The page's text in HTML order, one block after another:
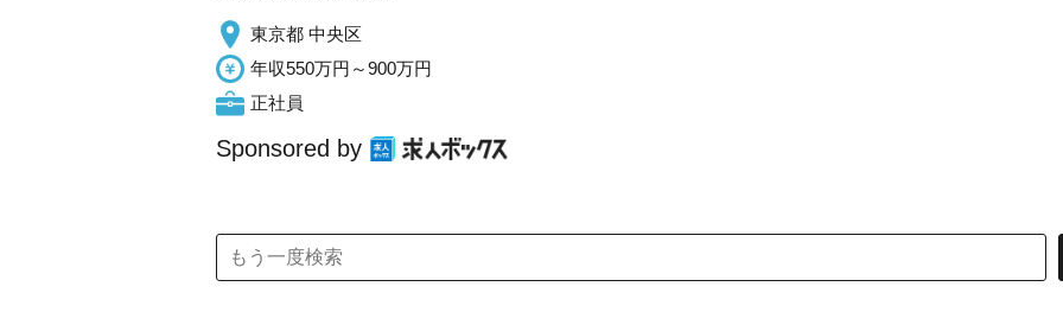
東京都 中央区
年収550万円～900万円
正社員
Sponsored by